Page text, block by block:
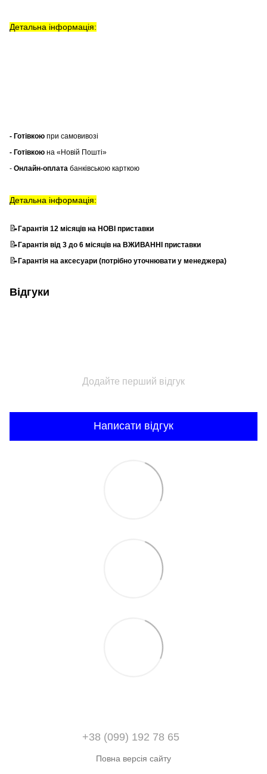
Детальна інформація:
- Готівкою при самовивозі
- Готівкою на «Новій Пошті»
- Онлайн-оплата банківською карткою
Детальна інформація:
📝Гарантія 12 місяців на НОВІ приставки
📝Гарантія від 3 до 6 місяців на ВЖИВАННІ приставки
📝Гарантія на аксесуари (потрібно уточнювати у менеджера)
Відгуки
Додайте перший відгук
Написати відгук
+38 (099) 192 78 65
Повна версія сайту